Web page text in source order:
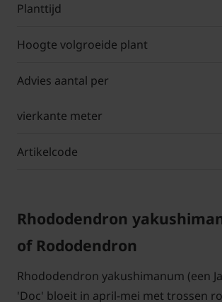
Planttijd
Hoogte volgroeide plant
Advies aantal per
vierkante meter
Artikelcode
Rhododendron
of Rododendron
Rhododendron yakushimanum (een
'Doc' bloeit in april-mei met trossen